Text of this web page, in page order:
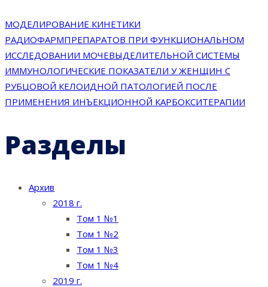
МОДЕЛИРОВАНИЕ КИНЕТИКИ
РАДИОФАРМПРЕПАРАТОВ ПРИ ФУНКЦИОНАЛЬНОМ
ИССЛЕДОВАНИИ МОЧЕВЫДЕЛИТЕЛЬНОЙ СИСТЕМЫ
ИММУНОЛОГИЧЕСКИЕ ПОКАЗАТЕЛИ У ЖЕНЩИН С
РУБЦОВОЙ КЕЛОИДНОЙ ПАТОЛОГИЕЙ ПОСЛЕ
ПРИМЕНЕНИЯ ИНЪЕКЦИОННОЙ КАРБОКСИТЕРАПИИ
Разделы
Архив
2018 г.
Том 1 №1
Том 1 №2
Том 1 №3
Том 1 №4
2019 г.